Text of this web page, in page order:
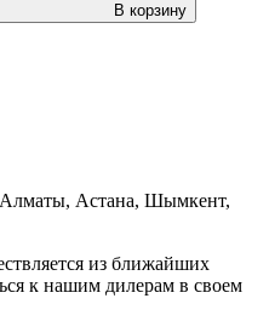
В корзину
Алматы, Астана, Шымкент,
из ближайших
к нашим дилерам в своем